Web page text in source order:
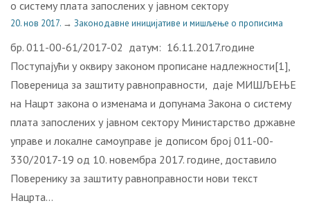
o систeму плaтa зaпoслeних у jaвнoм сeктoру
20. нов 2017. → Законодавне иницијативе и мишљење о прописима
бр. 011-00-61/2017-02 датум: 16.11.2017.године
Поступајући у оквиру законом прописане надлежности[1],
Повереница за заштиту равноправности, даје МИШЉЕЊЕ
на Нацрт закона о изменама и допунама Закона о систему
плата запослених у јавном сектору Министарство државне
управе и локалне самоуправе је дописом број 011-00-
330/2017-19 од 10. новембра 2017. године, доставило
Поверенику за заштиту равноправности нови текст
Нацрта…